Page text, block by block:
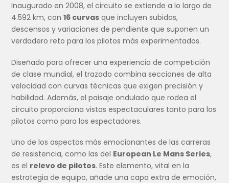
Inaugurado en 2008, el circuito se extiende a lo largo de
4.592 km, con16 curvas que incluyen subidas,
descensos y variaciones de pendiente que suponen un
verdadero reto para los pilotos más experimentados.
Diseñado para ofrecer una experiencia de competición
de clase mundial, el trazado combina secciones de alta
velocidad con curvas técnicas que exigen precisión y
habilidad. Además, el paisaje ondulado que rodea el
circuito proporciona vistas espectaculares tanto para los
pilotos como para los espectadores.
Uno de los aspectos más emocionantes de las carreras
de resistencia, como las del European Le Mans Series,
es el relevo de pilotos. Este elemento, vital en la
estrategia de equipo, añade una capa extra de emoción,